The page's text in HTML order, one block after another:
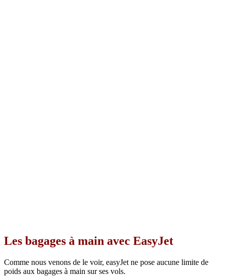
Les bagages à main avec EasyJet
Comme nous venons de le voir, easyJet ne pose aucune limite de
poids aux bagages à main sur ses vols.